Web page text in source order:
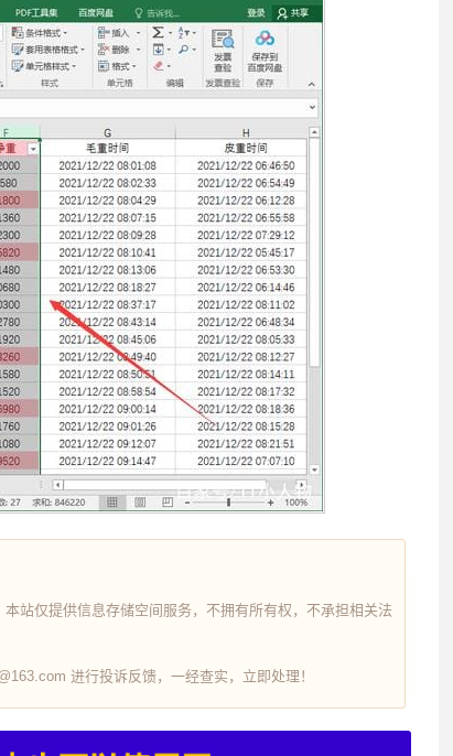
站仅提供信息存储空间服务，不拥有所有权，不承担相关法
进行投诉反馈，一经查实，立即处理！